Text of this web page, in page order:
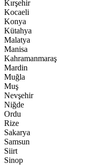
Kırşehir
Kocaeli
Konya
Kütahya
Malatya
Manisa
Kahramanmaraş
Mardin
Muğla
Muş
Nevşehir
Niğde
Ordu
Rize
Sakarya
Samsun
Siirt
Sinop